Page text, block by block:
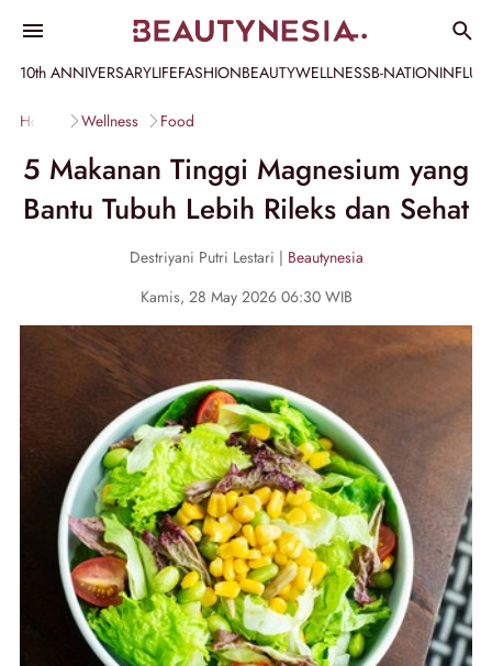
10th ANNIVERSARYLIFEFASHIONBEAUTYWELLNESSB-NATION
Home Wellness Food
5 Makanan Tinggi Magnesium yang
Bantu Tubuh Lebih Rileks dan Sehat
Destriyani Putri Lestari | Beautynesia
Kamis, 28 May 2026 06:30 WIB